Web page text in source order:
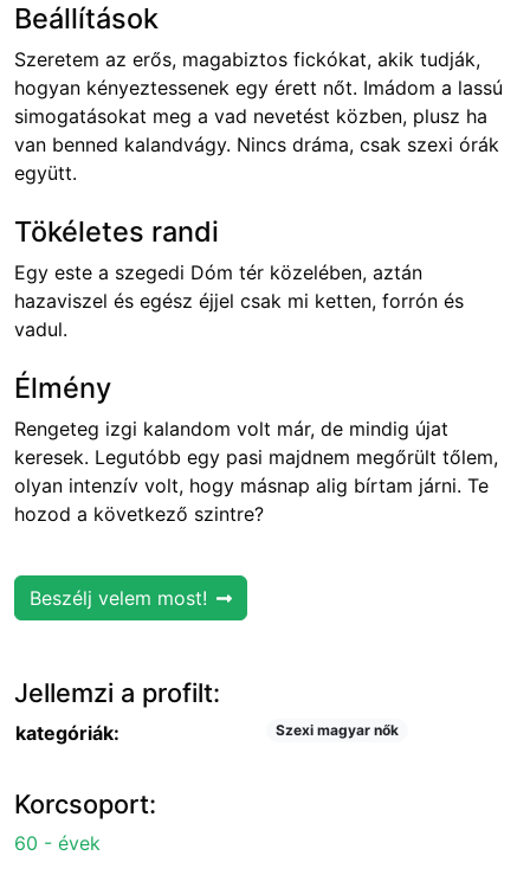
Beállítások
Szeretem az erős, magabiztos fickókat, akik tudják,
hogyan kényeztessenek egy érett nőt. Imádom a lassú
simogatásokat meg a vad nevetést közben, plusz ha
van benned kalandvágy. Nincs dráma, csak szexi órák
együtt.
Tökéletes randi
Egy este a szegedi Dóm tér közelében, aztán
hazaviszel és egész éjjel csak mi ketten, forrón és
vadul.
Élmény
Rengeteg izgi kalandom volt már, de mindig újat
keresek. Legutóbb egy pasi majdnem megőrült tőlem,
olyan intenzív volt, hogy másnap alig bírtam járni. Te
hozod a következő szintre?
Beszélj velem most!
Jellemzi a profilt:
kategóriák: Szexi magyar nők
Korcsoport:
60 - évek